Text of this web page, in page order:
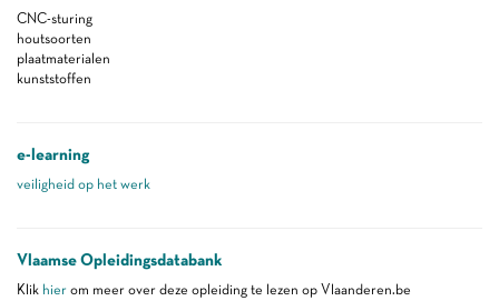
CNC-sturing
houtsoorten
plaatmaterialen
kunststoffen
e-learning
veiligheid op het werk
Vlaamse Opleidingsdatabank
Klik hier om meer over deze opleiding te lezen op Vlaanderen.be